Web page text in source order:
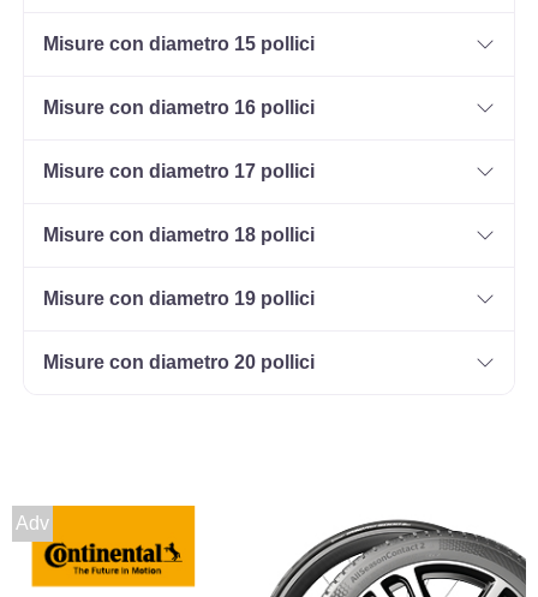
Misure con diametro 15 pollici
Misure con diametro 16 pollici
Misure con diametro 17 pollici
Misure con diametro 18 pollici
Misure con diametro 19 pollici
Misure con diametro 20 pollici
Adv